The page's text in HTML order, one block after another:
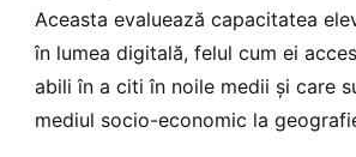
Aceasta evaluează capacitatea
în lumea digitală, felul cum ei
abili în a citi în noile medii și care
mediul socio-economic la